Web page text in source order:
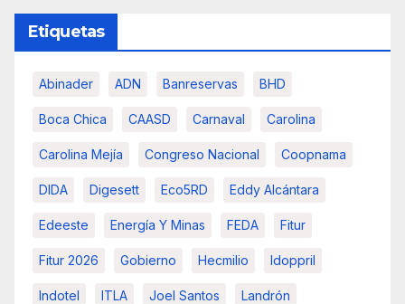
Etiquetas
Abinader ADN Banreservas BHD
Boca Chica CAASD Carnaval Carolina
Carolina Mejía Congreso Nacional Coopnama
DIDA Digesett Eco5RD Eddy Alcántara
Edeeste Energía Y Minas FEDA Fitur
Fitur 2026 Gobierno Hecmilio Idoppril
Indotel ITLA Joel Santos Landrón